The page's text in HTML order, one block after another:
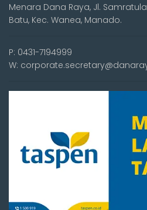
Menara Dana Raya, Jl.
Batu, Kec. Wanea, Manado.
P: 0431-7194999
W: